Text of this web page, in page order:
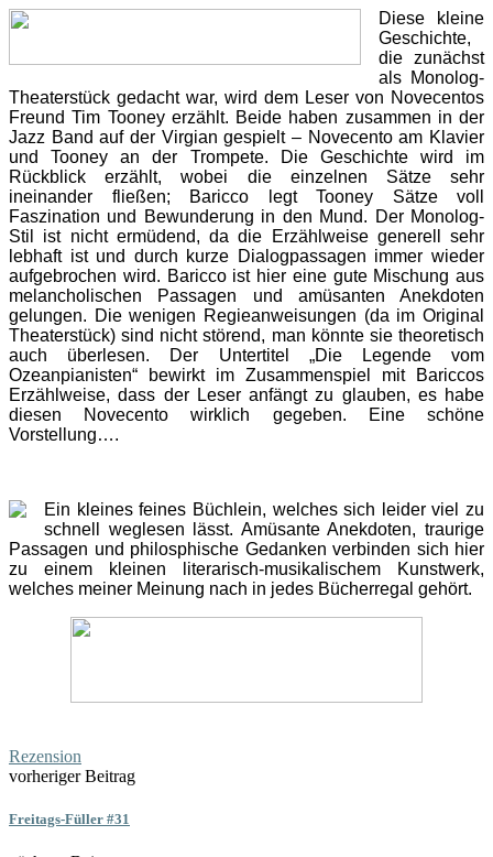
Diese kleine
Geschichte,
die zunächst
als Monolog-
Theaterstück gedacht war, wird dem Leser von Novecentos
Freund Tim Tooney erzählt. Beide haben zusammen in der
Jazz Band auf der Virgian gespielt – Novecento am Klavier
und Tooney an der Trompete. Die Geschichte wird im
Rückblick erzählt, wobei die einzelnen Sätze sehr
ineinander fließen; Baricco legt Tooney Sätze voll
Faszination und Bewunderung in den Mund. Der Monolog-
Stil ist nicht ermüdend, da die Erzählweise generell sehr
lebhaft ist und durch kurze Dialogpassagen immer wieder
aufgebrochen wird. Baricco ist hier eine gute Mischung aus
melancholischen Passagen und amüsanten Anekdoten
gelungen. Die wenigen Regieanweisungen (da im Original
Theaterstück) sind nicht störend, man könnte sie theoretisch
auch überlesen. Der Untertitel „Die Legende vom
Ozeanpianisten“ bewirkt im Zusammenspiel mit Bariccos
Erzählweise, dass der Leser anfängt zu glauben, es habe
diesen Novecento wirklich gegeben. Eine schöne
Vorstellung….
Ein kleines feines Büchlein, welches sich leider viel zu
schnell weglesen lässt. Amüsante Anekdoten, traurige
Passagen und philosphische Gedanken verbinden sich hier
zu einem kleinen literarisch-musikalischem Kunstwerk,
welches meiner Meinung nach in jedes Bücherregal gehört.
Rezension
vorheriger Beitrag
Freitags-Füller #31